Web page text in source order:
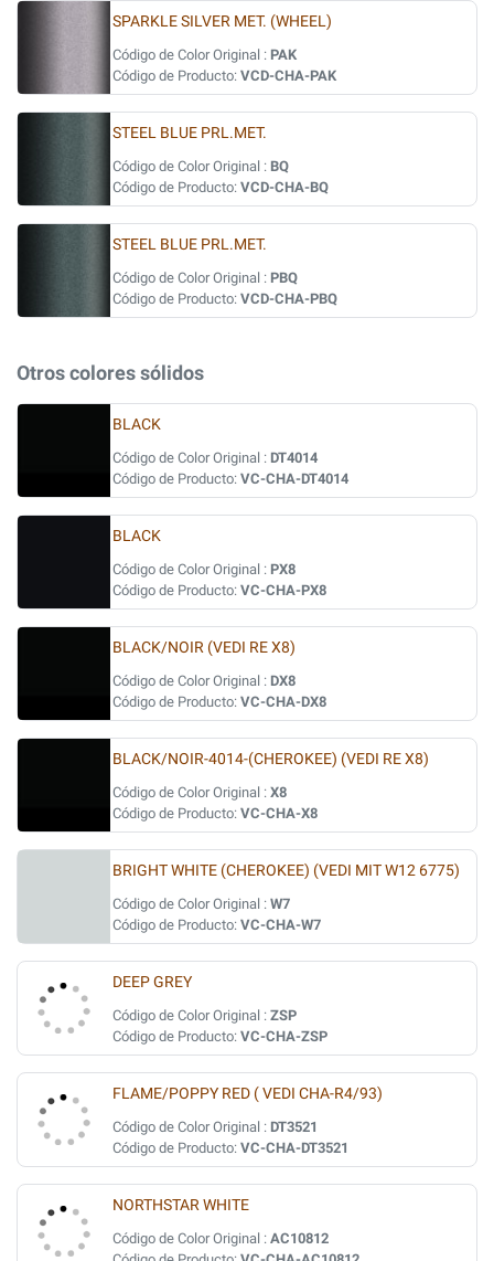
SPARKLE SILVER MET. (WHEEL)
Código de Color Original : PAK
Código de Producto: VCD-CHA-PAK
STEEL BLUE PRL.MET.
Código de Color Original : BQ
Código de Producto: VCD-CHA-BQ
STEEL BLUE PRL.MET.
Código de Color Original : PBQ
Código de Producto: VCD-CHA-PBQ
Otros colores sólidos
BLACK
Código de Color Original : DT4014
Código de Producto: VC-CHA-DT4014
BLACK
Código de Color Original : PX8
Código de Producto: VC-CHA-PX8
BLACK/NOIR (VEDI RE X8)
Código de Color Original : DX8
Código de Producto: VC-CHA-DX8
BLACK/NOIR-4014-(CHEROKEE) (VEDI RE X8)
Código de Color Original : X8
Código de Producto: VC-CHA-X8
BRIGHT WHITE (CHEROKEE) (VEDI MIT W12 6775)
Código de Color Original : W7
Código de Producto: VC-CHA-W7
DEEP GREY
Código de Color Original : ZSP
Código de Producto: VC-CHA-ZSP
FLAME/POPPY RED ( VEDI CHA-R4/93)
Código de Color Original : DT3521
Código de Producto: VC-CHA-DT3521
NORTHSTAR WHITE
Código de Color Original : AC10812